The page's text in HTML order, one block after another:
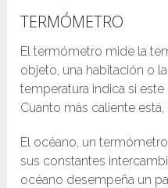
TERMÓMETRO
El termómetro mide la
objeto, una habitación o
temperatura indica si
Cuanto más caliente
El océano, un
sus constantes
océano desempeña un